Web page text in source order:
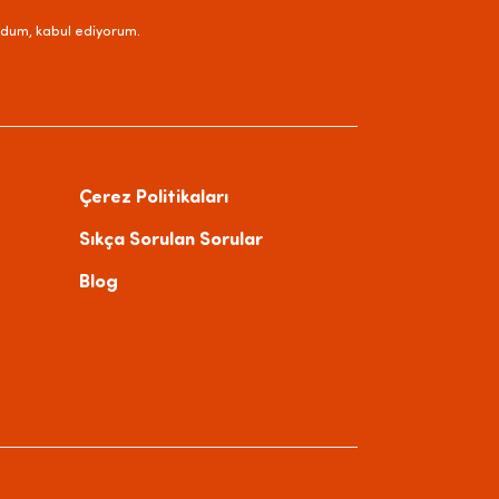
kabul ediyorum.
Çerez Politikaları
Sıkça Sorulan Sorular
Blog